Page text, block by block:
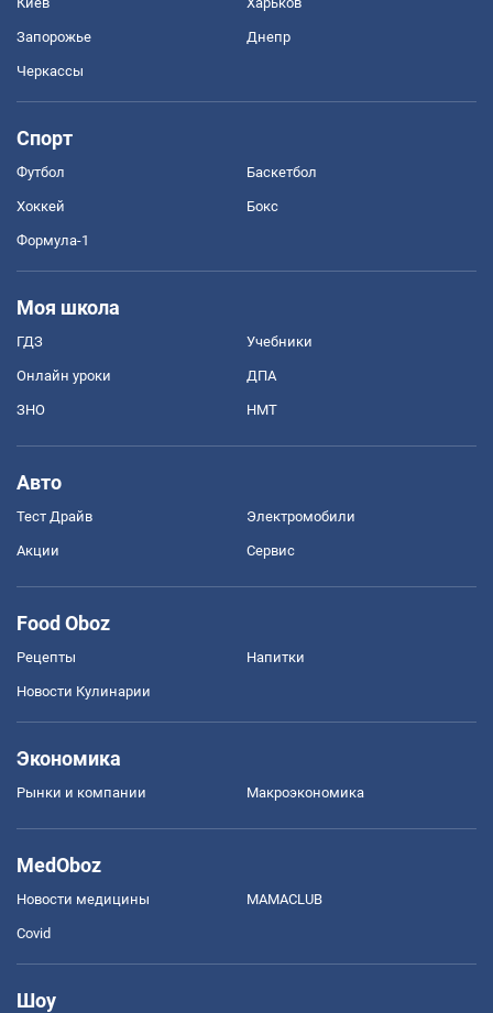
Запорожье Днепр
Черкассы
Спорт
Футбол Баскетбол
Хоккей Бокс
Формула-1
Моя школа
ГДЗ Учебники
Онлайн уроки ДПА
ЗНО НМТ
Авто
Тест Драйв Электромобили
Акции Сервис
Food Oboz
Рецепты Напитки
Новости Кулинарии
Экономика
Рынки и компании Mакроэкономика
MedOboz
Новости медицины MAMACLUB
Covid
Шоу